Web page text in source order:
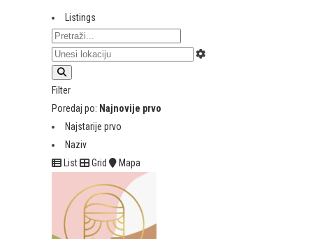
Listings
Filter
Poredaj po: Najnovije prvo
Najstarije prvo
Naziv
List
Grid Mapa